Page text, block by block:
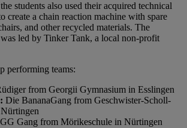
students also used their acquired technical
create a chain reaction machine with spare
and other recycled materials. The
led by Tinker Tank, a local non-profit
performing teams:
from Georgii Gymnasium in Esslingen
Die BananaGang from Geschwister-Scholl-
GG Gang from Mörikeschule in Nürtingen